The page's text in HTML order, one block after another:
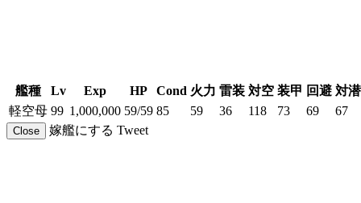
艦種 Lv Exp HP Cond 火力 雷装 対空 装甲 回避 対潜
軽空母 99 1,000,000 59/59 85 59 36 118 73 69 67
Close 嫁艦にする Tweet